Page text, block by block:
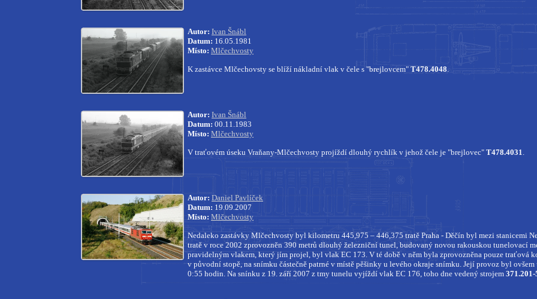
Autor: Ivan Šnábl
Datum: 16.05.1981
Místo: Mlčechvosty
K zastávce Mlčechovsty se blíží nákladní vlak v čele s "brejlovcem" T478.4048.
Autor: Ivan Šnábl
Datum: 00.11.1983
Místo: Mlčechvosty
V traťovém úseku Vraňany-Mlčechvosty projíždí dlouhý rychlík v jehož čele je "brejlovec" T478.4031.
Autor: Daniel Pavlíček
Datum: 19.09.2007
Místo: Mlčechvosty
Nedaleko zastávky Mlčechvosty byl kilometru 445,975 – 446,375 tratě Praha - Děčín byl mezi stanicemi
tratě v roce 2002 zprovozněn 390 metrů dlouhý železniční tunel, budovaný novou rakouskou tunelovací
pravidelným vlakem, který jím projel, byl vlak EC 173. V té době v něm byla zprovozněna pouze traťová
v původní stopě, na snímku částečně patrné v místě pěšinky u levého okraje snímku. Její provoz byl
0:55 hodin. Na snínku z 19. září 2007 z tmy tunelu vyjíždí vlak EC 176, toho dne vedený strojem 371.201-